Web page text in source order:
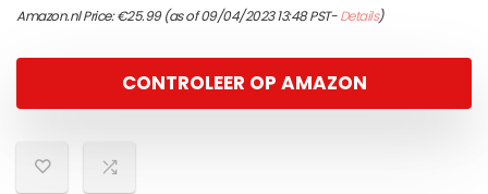
Amazon.nl Price:€25.99(as of 09/04/2023 13:48 PST-Details)
CONTROLEER OP AMAZON